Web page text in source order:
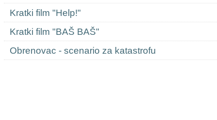
Kratki film "Help!"
Kratki film "BAŠ BAŠ"
Obrenovac - scenario za katastrofu